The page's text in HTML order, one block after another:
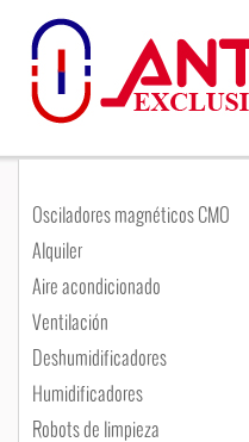
Osciladores magnéticos CMO
Alquiler
Aire acondicionado
Ventilación
Deshumidificadores
Humidificadores
Robots de limpieza